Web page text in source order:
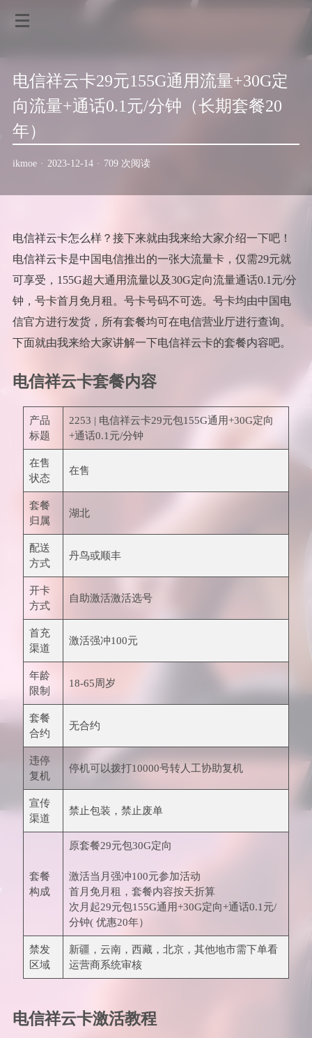
电信祥云卡29元155G通用流量+30G定
向流量+通话0.1元/分钟（长期套餐20
年）
ikmoe · 2023-12-14 · 709 次阅读
电信祥云卡怎么样？接下来就由我来给大家介绍一下吧！
电信祥云卡是中国电信推出的一张大流量卡，仅需29元就
可享受，155G超大通用流量以及30G定向流量通话0.1元/分
钟，号卡首月免月租。号卡号码不可选。号卡均由中国电
信官方进行发货，所有套餐均可在电信营业厅进行查询。
下面就由我来给大家讲解一下电信祥云卡的套餐内容吧。
电信祥云卡套餐内容
产品
标题
2253 | 电信祥云卡29元包155G通用+30G定向
+通话0.1元/分钟
在售
状态
在售
套餐
归属
湖北
配送
方式
丹鸟或顺丰
开卡
方式
自助激活激活选号
首充
渠道
激活强冲100元
年龄
限制
18-65周岁
套餐
合约
无合约
违停
复机
停机可以拨打10000号转人工协助复机
宣传
渠道
禁止包装，禁止废单
套餐
构成
原套餐29元包30G定向
激活当月强冲100元参加活动
首月免月租，套餐内容按天折算
次月起29元包155G通用+30G定向+通话0.1元/
分钟( 优惠20年）
禁发
区域
新疆，云南，西藏，北京，其他地市需下单看
运营商系统审核
电信祥云卡激活教程